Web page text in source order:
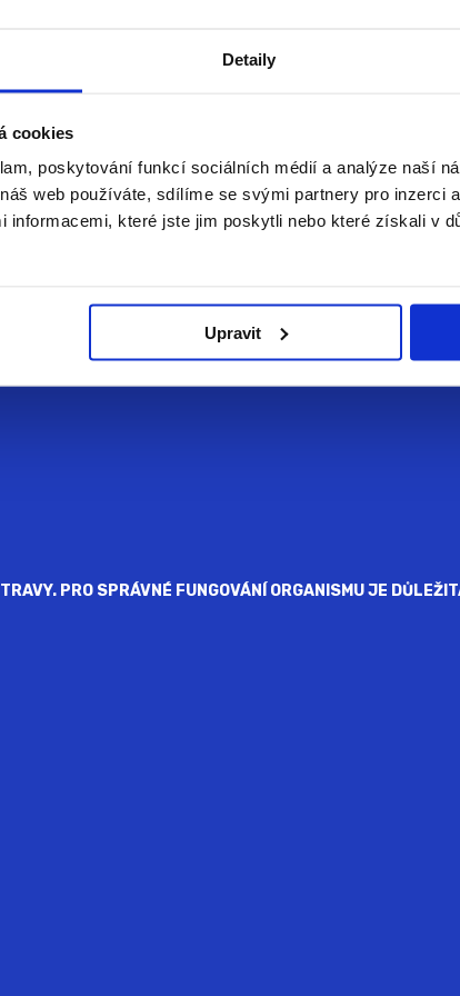
Detaily
cookies
poskytování funkcí sociálních médií a analýze naší
web používáte, sdílíme se svými partnery pro inzerci
informacemi, které jste jim poskytli nebo které získali v
Upravit
Jak postupovat, když má dítě se čtením
PRO SPRÁVNÉ FUNGOVÁNÍ ORGANISMU JE